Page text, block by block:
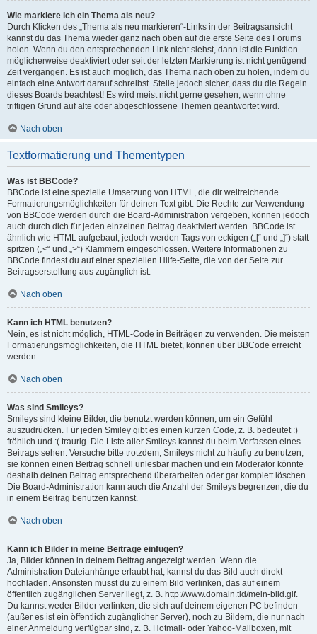
Wie markiere ich ein Thema als neu?
Durch Klicken des „Thema als neu markieren“-Links in der Beitragsansicht
kannst du das Thema wieder ganz nach oben auf die erste Seite des Forums
holen. Wenn du den entsprechenden Link nicht siehst, dann ist die Funktion
möglicherweise deaktiviert oder seit der letzten Markierung ist nicht genügend
Zeit vergangen. Es ist auch möglich, das Thema nach oben zu holen, indem du
einfach eine Antwort darauf schreibst. Stelle jedoch sicher, dass du die Regeln
dieses Boards beachtest! Es wird meist nicht gerne gesehen, wenn ohne
triftigen Grund auf alte oder abgeschlossene Themen geantwortet wird.
Nach oben
Textformatierung und Thementypen
Was ist BBCode?
BBCode ist eine spezielle Umsetzung von HTML, die dir weitreichende
Formatierungsmöglichkeiten für deinen Text gibt. Die Rechte zur Verwendung
von BBCode werden durch die Board-Administration vergeben, können jedoch
auch durch dich für jeden einzelnen Beitrag deaktiviert werden. BBCode ist
ähnlich wie HTML aufgebaut, jedoch werden Tags von eckigen („[“ und „]“) statt
spitzen („<“ und „>“) Klammern eingeschlossen. Weitere Informationen zu
BBCode findest du auf einer speziellen Hilfe-Seite, die von der Seite zur
Beitragserstellung aus zugänglich ist.
Nach oben
Kann ich HTML benutzen?
Nein, es ist nicht möglich, HTML-Code in Beiträgen zu verwenden. Die meisten
Formatierungsmöglichkeiten, die HTML bietet, können über BBCode erreicht
werden.
Nach oben
Was sind Smileys?
Smileys sind kleine Bilder, die benutzt werden können, um ein Gefühl
auszudrücken. Für jeden Smiley gibt es einen kurzen Code, z. B. bedeutet :)
fröhlich und :( traurig. Die Liste aller Smileys kannst du beim Verfassen eines
Beitrags sehen. Versuche bitte trotzdem, Smileys nicht zu häufig zu benutzen,
sie können einen Beitrag schnell unlesbar machen und ein Moderator könnte
deshalb deinen Beitrag entsprechend überarbeiten oder gar komplett löschen.
Die Board-Administration kann auch die Anzahl der Smileys begrenzen, die du
in einem Beitrag benutzen kannst.
Nach oben
Kann ich Bilder in meine Beiträge einfügen?
Ja, Bilder können in deinem Beitrag angezeigt werden. Wenn die
Administration Dateianhänge erlaubt hat, kannst du das Bild auch direkt
hochladen. Ansonsten musst du zu einem Bild verlinken, das auf einem
öffentlich zugänglichen Server liegt, z. B. http://www.domain.tld/mein-bild.gif.
Du kannst weder Bilder verlinken, die sich auf deinem eigenen PC befinden
(außer es ist ein öffentlich zugänglicher Server), noch zu Bildern, die nur nach
einer Anmeldung verfügbar sind, z. B. Hotmail- oder Yahoo-Mailboxen, mit